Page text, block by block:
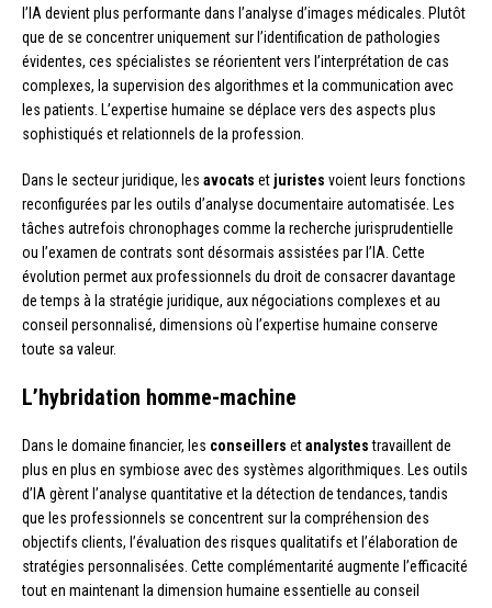
l’IA devient plus performante dans l’analyse d’images médicales. Plutôt
que de se concentrer uniquement sur l’identification de pathologies
évidentes, ces spécialistes se réorientent vers l’interprétation de cas
complexes, la supervision des algorithmes et la communication avec
les patients. L’expertise humaine se déplace vers des aspects plus
sophistiqués et relationnels de la profession.
Dans le secteur juridique, les avocats et juristes voient leurs fonctions
reconfigurées par les outils d’analyse documentaire automatisée. Les
tâches autrefois chronophages comme la recherche jurisprudentielle
ou l’examen de contrats sont désormais assistées par l’IA. Cette
évolution permet aux professionnels du droit de consacrer davantage
de temps à la stratégie juridique, aux négociations complexes et au
conseil personnalisé, dimensions où l’expertise humaine conserve
toute sa valeur.
L’hybridation homme-machine
Dans le domaine financier, les conseillers etanalystestravaillent de
plus en plus en symbiose avec des systèmes algorithmiques. Les outils
d’IA gèrent l’analyse quantitative et la détection de tendances, tandis
que les professionnels se concentrent sur la compréhension des
objectifs clients, l’évaluation des risques qualitatifs et l’élaboration de
stratégies personnalisées. Cette complémentarité augmente l’efficacité
tout en maintenant la dimension humaine essentielle au conseil